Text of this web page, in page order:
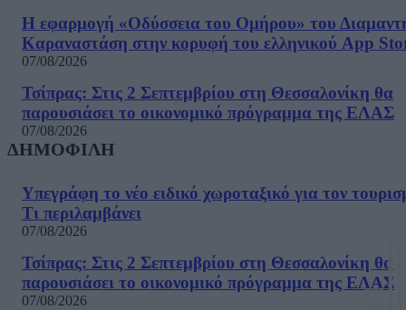
Η εφαρμογή «Οδύσσεια του Ομήρου» του
Καραναστάση στην κορυφή του ελληνικού App
07/08/2026
Τσίπρας: Στις 2 Σεπτεμβρίου στη Θεσσαλονίκη θα
παρουσιάσει το οικονομικό πρόγραμμα της ΕΛΑΣ
07/08/2026
ΔΗΜΟΦΙΛΗ
Υπεγράφη το νέο ειδικό χωροταξικό για τον
Τι περιλαμβάνει
07/08/2026
Τσίπρας: Στις 2 Σεπτεμβρίου στη Θεσσαλονίκη θα
παρουσιάσει το οικονομικό πρόγραμμα της ΕΛΑΣ
07/08/2026